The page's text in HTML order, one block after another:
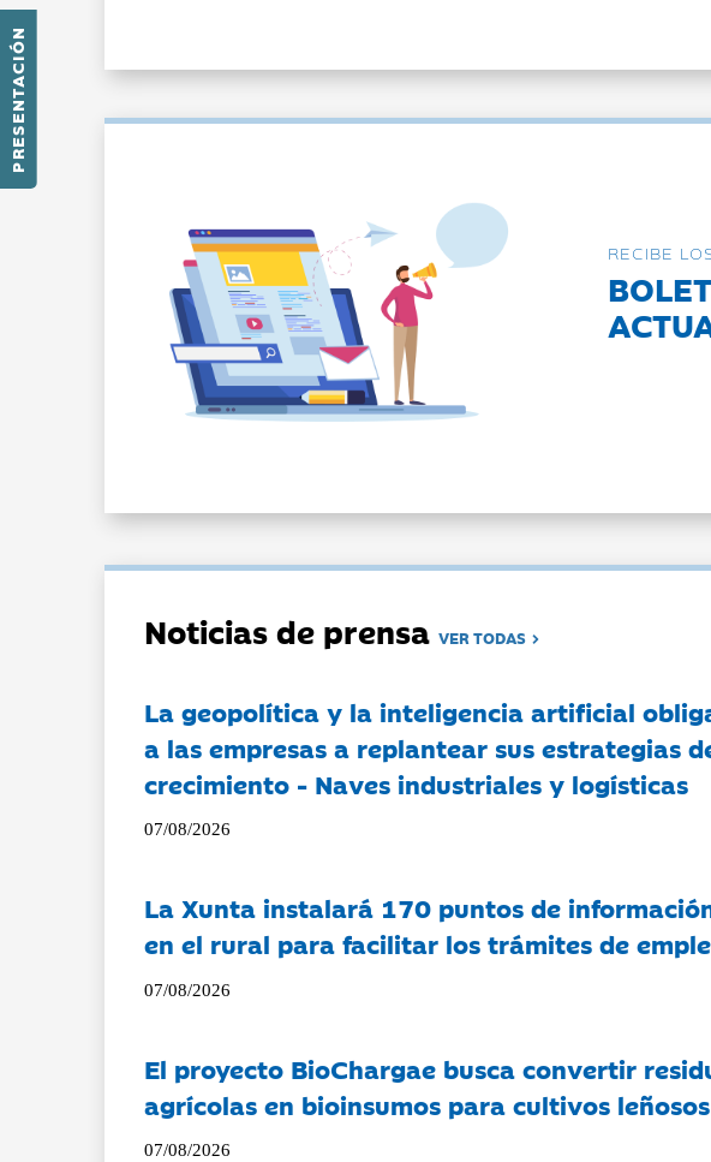
PRESENTACIÓN
RECIBE
Noticias de prensaVER TODAS
La geopolítica y la inteligencia artificial
a las empresas a replantear sus estrategias
crecimiento - Naves industriales y logísticas
07/08/2026
La Xunta instalará 170 puntos de
en el rural para facilitar los trámites de
07/08/2026
El proyecto BioChargae busca convertir
agrícolas en bioinsumos para cultivos leñosos
07/08/2026